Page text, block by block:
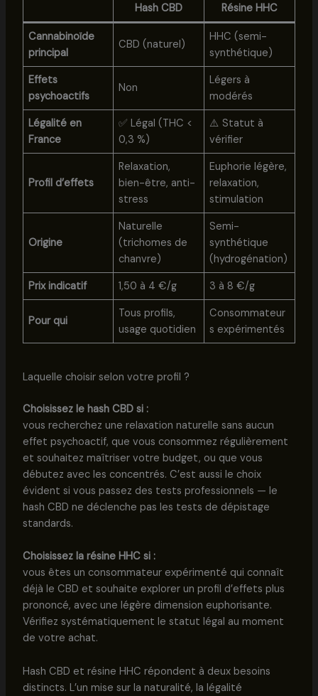
Hash CBD Résine HHC
Cannabinoïde
principal
CBD (naturel)
HHC (semi-
synthétique)
Effets
psychoactifs
Non
Légers à
modérés
Légalité en
France
✅ Légal (THC <
0,3 %)
⚠️ Statut à
vérifier
Profil d’effets
Relaxation,
bien-être, anti-
stress
Euphorie légère,
relaxation,
stimulation
Origine
Naturelle
(trichomes de
chanvre)
Semi-
synthétique
(hydrogénation)
Prix indicatif
1,50 à 4 €/g 3 à 8 €/g
Pour qui
Tous profils,
usage quotidien
Consommateur
s expérimentés
Laquelle choisir selon votre profil ?
Choisissez le hash CBD si :
vous recherchez une relaxation naturelle sans aucun
effet psychoactif, que vous consommez régulièrement
et souhaitez maîtriser votre budget, ou que vous
débutez avec les concentrés. C’est aussi le choix
évident si vous passez des tests professionnels — le
hash CBD ne déclenche pas les tests de dépistage
standards.
Choisissez la résine HHC si :
vous êtes un consommateur expérimenté qui connaît
déjà le CBD et souhaite explorer un profil d’effets plus
prononcé, avec une légère dimension euphorisante.
Vérifiez systématiquement le statut légal au moment
de votre achat.
Hash CBD et résine HHC répondent à deux besoins
distincts. L’un mise sur la naturalité, la légalité